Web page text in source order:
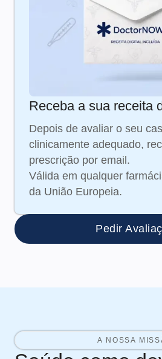
Receba a sua receita
Depois de avaliar o seu
clinicamente adequado,
prescrição por email.
Válida em qualquer
da União Europeia.
Pedir
A NOSSA